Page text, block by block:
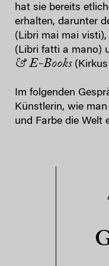
hat sie bereits
erhalten, darunter
(Libri mai mai visti),
(Libri fatti a mano)
& E-Books(Kirkus
Im folgenden
Künstlerin, wie
und Farbe die Welt